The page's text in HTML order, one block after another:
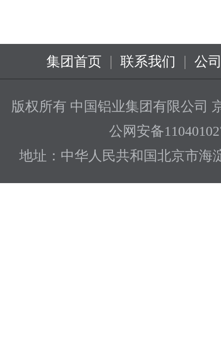
集团首页 | 联系我们 | 公
版权所有 中国铝业集团有限公司
公网安备
地址：中华人民共和国北京市海